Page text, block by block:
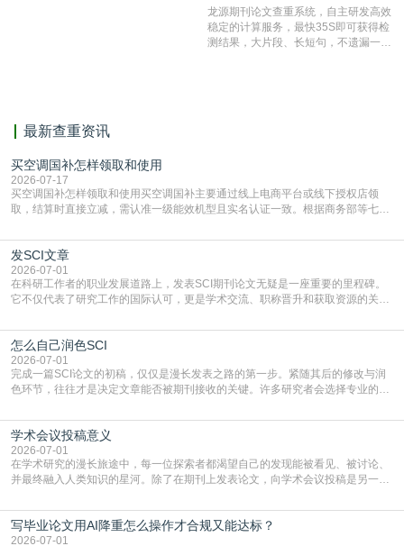
测时注意填写第一作者,才能排除已发
表文献复制比。（限制字符数1万）
龙源期刊论文查重系统，自主研发高效
稳定的计算服务，最快35S即可获得检
测结果，大片段、长短句，不遗漏一处
最新查重资讯
买空调国补怎样领取和使用
2026-07-17
买空调国补怎样领取和使用买空调国补主要通过线上电商平台或线下授权店领
取，结算时直接立减‌，需认准一级能效机型且实名认证一致。根据商务部等七部
能领到补贴首选‌京东APP‌搜索专属口令(如【家电补贴1637】、【国补立省
4949】等，口令会随活动更新，以页面显示为准)进入补贴专场。淘宝/天猫也可
复制粘贴【8$FKFGgJq
发SCI文章
2026-07-01
在科研工作者的职业发展道路上，发表SCI期刊论文无疑是一座重要的里程碑。
它不仅代表了研究工作的国际认可，更是学术交流、职称晋升和获取资源的关键
战与困惑。从选题立意到投稿回应，每一步都需要精心的策略与扎实的工作。本
篇AEIC学术交流中心小编就为大家介绍“发SCI文章”。一、精准定位是成功的第
一步发表SCI文章，首要解决的问题是“投
怎么自己润色SCI
2026-07-01
完成一篇SCI论文的初稿，仅仅是漫长发表之路的第一步。紧随其后的修改与润
色环节，往往才是决定文章能否被期刊接收的关键。许多研究者会选择专业的语
质量，更能在此过程中深化对学术写作的理解。如何系统、高效地打磨自己的论
文，使其在语言和学术表达上更符合国际期刊的要求，是每位研究者值得投入学
习的技能。本篇AEIC学术交流中心小编就为大家介
学术会议投稿意义
2026-07-01
在学术研究的漫长旅途中，每一位探索者都渴望自己的发现能被看见、被讨论、
并最终融入人类知识的星河。除了在期刊上发表论文，向学术会议投稿是另一个
广阔学术天地的大门，连接着个体研究与社会网络。本篇AEIC学术交流中心小编
就为大家介绍“学术会议投稿意义”。一、加速研究成果的传播与反馈学术会议通
常具有周期短、时效性强的特点。相比期刊漫长的
写毕业论文用AI降重怎么操作才合规又能达标？
2026-07-01